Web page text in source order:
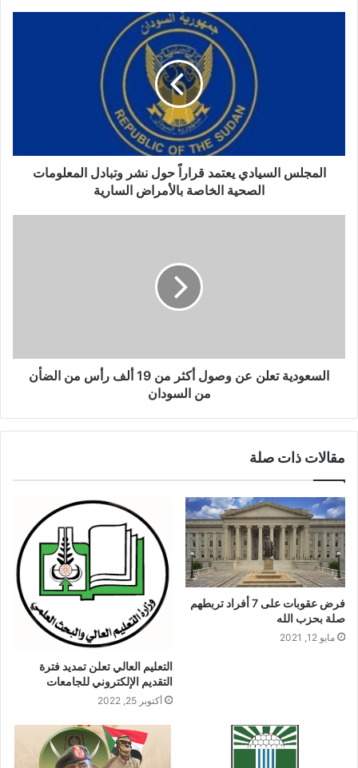
المجلس السيادي يعتمد قراراً حول نشر وتبادل المعلومات
الصحية الخاصة بالأمراض السارية
السعودية تعلن عن وصول أكثر من 19 ألف رأس من الضأن
من السودان
مقالات ذات صلة
فرض عقوبات على 7 أفراد تربطهم
صلة بحزب الله
مايو 12, 2021
التعليم العالي تعلن تمديد فترة
التقديم الإلكتروني للجامعات
أكتوبر 25, 2022